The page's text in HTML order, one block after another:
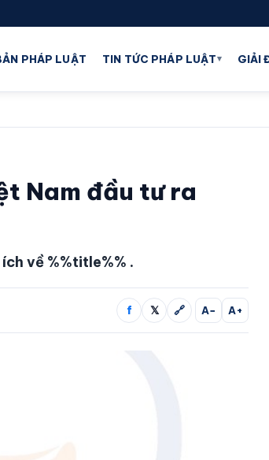
PHÁP LUẬT TIN TỨC PHÁP LUẬT▾ GIẢI
Nam đầu tư ra
về %%title%% .
f 𝕏 🔗 A− A+